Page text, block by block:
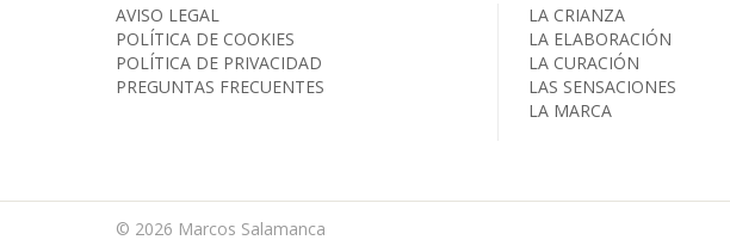
AVISO LEGAL
POLÍTICA DE COOKIES
POLÍTICA DE PRIVACIDAD
PREGUNTAS FRECUENTES
LA CRIANZA
LA ELABORACIÓN
LA CURACIÓN
LAS SENSACIONES
LA MARCA
© 2026 Marcos Salamanca